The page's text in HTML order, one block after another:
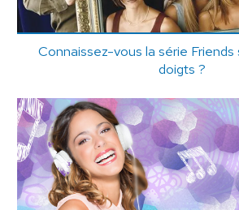
Connaissez-vous la série
doigts ?